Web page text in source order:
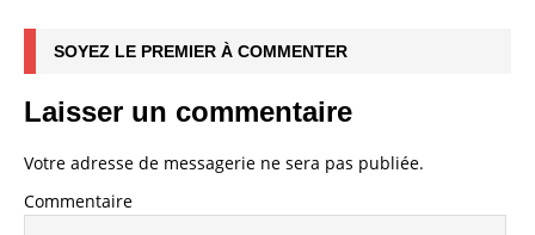
SOYEZ LE PREMIER À COMMENTER
Laisser un commentaire
Votre adresse de messagerie ne sera pas publiée.
Commentaire